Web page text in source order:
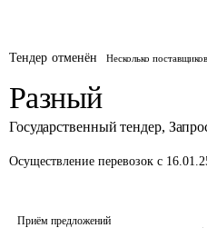
Тендер отменён Несколько поставщиков
Разный
Государственный тендер,
Осуществление перевозок с
Приём предложений